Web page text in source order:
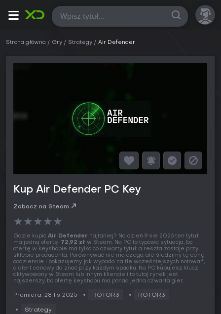
Wszystkie
Strona główna Gry Strategy Air Defender
Kup Air Defender PC Key
Zobacz na Steam
★★★★★
Gdzie kupić Air Defender najtaniej? Na dzień 9 sie 2026 ten tytuł
ma jedną ofertę, 72,92 zł w Steam. Na PC to typowa sytuacja, bo
ofertę w keyshopie ma tylko co czwarty tytuł, a reszta zostaje przy
sklepie producenta. Porównywać nie ma czego, ale śledzimy tę cenę
codziennie i pokazujemy, jak wypada na tle wcześniejszych notowań,
a alert cenowy da znać przy każdym spadku. Na PC kupujesz klucz
aktywowany w Steam lub innym kliencie i to tutaj rynek jest
najszerszy, bo ofertę keyshopu ma ponad jedna czwarta gier.
Premiera: 28 lis 2025 ROTOR3 ROTOR3
Strategy